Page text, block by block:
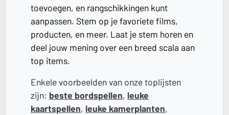
toevoegen, en rangschikkingen kunt
aanpassen. Stem op je favoriete films,
producten, en meer. Laat je stem horen en
deel jouw mening over een breed scala aan
top items.
Enkele voorbeelden van onze toplijsten
zijn: beste bordspellen, leuke
kaartspellen, leuke kamerplanten,